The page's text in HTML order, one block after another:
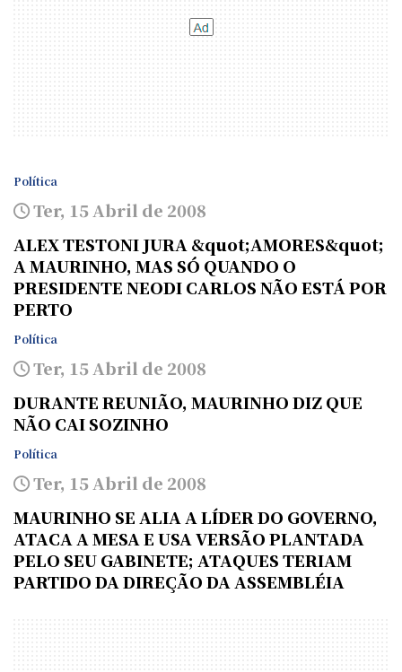
Política
Ter, 15 Abril de 2008
ALEX TESTONI JURA &quot;AMORES&quot;
A MAURINHO, MAS SÓ QUANDO O
PRESIDENTE NEODI CARLOS NÃO ESTÁ POR
PERTO
Política
Ter, 15 Abril de 2008
DURANTE REUNIÃO, MAURINHO DIZ QUE
NÃO CAI SOZINHO
Política
Ter, 15 Abril de 2008
MAURINHO SE ALIA A LÍDER DO GOVERNO,
ATACA A MESA E USA VERSÃO PLANTADA
PELO SEU GABINETE; ATAQUES TERIAM
PARTIDO DA DIREÇÃO DA ASSEMBLÉIA